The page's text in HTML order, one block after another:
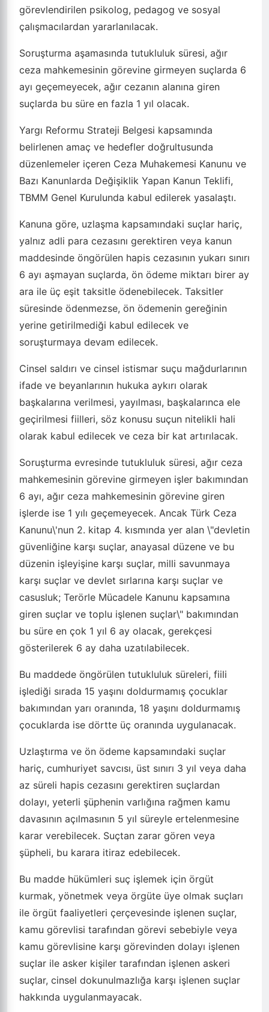
görevlendirilen psikolog, pedagog ve sosyal
çalışmacılardan yararlanılacak.
Soruşturma aşamasında tutukluluk süresi, ağır
ceza mahkemesinin görevine girmeyen suçlarda 6
ayı geçemeyecek, ağır cezanın alanına giren
suçlarda bu süre en fazla 1 yıl olacak.
Yargı Reformu Strateji Belgesi kapsamında
belirlenen amaç ve hedefler doğrultusunda
düzenlemeler içeren Ceza Muhakemesi Kanunu ve
Bazı Kanunlarda Değişiklik Yapan Kanun Teklifi,
TBMM Genel Kurulunda kabul edilerek yasalaştı.
Kanuna göre, uzlaşma kapsamındaki suçlar hariç,
yalnız adli para cezasını gerektiren veya kanun
maddesinde öngörülen hapis cezasının yukarı sınırı
6 ayı aşmayan suçlarda, ön ödeme miktarı birer ay
ara ile üç eşit taksitle ödenebilecek. Taksitler
süresinde ödenmezse, ön ödemenin gereğinin
yerine getirilmediği kabul edilecek ve
soruşturmaya devam edilecek.
Cinsel saldırı ve cinsel istismar suçu mağdurlarının
ifade ve beyanlarının hukuka aykırı olarak
başkalarına verilmesi, yayılması, başkalarınca ele
geçirilmesi fiilleri, söz konusu suçun nitelikli hali
olarak kabul edilecek ve ceza bir kat artırılacak.
Soruşturma evresinde tutukluluk süresi, ağır ceza
mahkemesinin görevine girmeyen işler bakımından
6 ayı, ağır ceza mahkemesinin görevine giren
işlerde ise 1 yılı geçemeyecek. Ancak Türk Ceza
Kanunu\'nun 2. kitap 4. kısmında yer alan \"devletin
güvenliğine karşı suçlar, anayasal düzene ve bu
düzenin işleyişine karşı suçlar, milli savunmaya
karşı suçlar ve devlet sırlarına karşı suçlar ve
casusluk; Terörle Mücadele Kanunu kapsamına
giren suçlar ve toplu işlenen suçlar\" bakımından
bu süre en çok 1 yıl 6 ay olacak, gerekçesi
gösterilerek 6 ay daha uzatılabilecek.
Bu maddede öngörülen tutukluluk süreleri, fiili
işlediği sırada 15 yaşını doldurmamış çocuklar
bakımından yarı oranında, 18 yaşını doldurmamış
çocuklarda ise dörtte üç oranında uygulanacak.
Uzlaştırma ve ön ödeme kapsamındaki suçlar
hariç, cumhuriyet savcısı, üst sınırı 3 yıl veya daha
az süreli hapis cezasını gerektiren suçlardan
dolayı, yeterli şüphenin varlığına rağmen kamu
davasının açılmasının 5 yıl süreyle ertelenmesine
karar verebilecek. Suçtan zarar gören veya
şüpheli, bu karara itiraz edebilecek.
Bu madde hükümleri suç işlemek için örgüt
kurmak, yönetmek veya örgüte üye olmak suçları
ile örgüt faaliyetleri çerçevesinde işlenen suçlar,
kamu görevlisi tarafından görevi sebebiyle veya
kamu görevlisine karşı görevinden dolayı işlenen
suçlar ile asker kişiler tarafından işlenen askeri
suçlar, cinsel dokunulmazlığa karşı işlenen suçlar
hakkında uygulanmayacak.